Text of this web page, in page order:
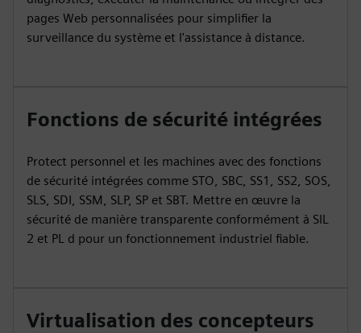
pages Web personnalisées pour simplifier la
surveillance du système et l'assistance à distance.
Fonctions de sécurité intégrées
Protect personnel et les machines avec des fonctions
de sécurité intégrées comme STO, SBC, SS1, SS2, SOS,
SLS, SDI, SSM, SLP, SP et SBT. Mettre en œuvre la
sécurité de manière transparente conformément à SIL
2 et PL d pour un fonctionnement industriel fiable.
Virtualisation des concepteurs